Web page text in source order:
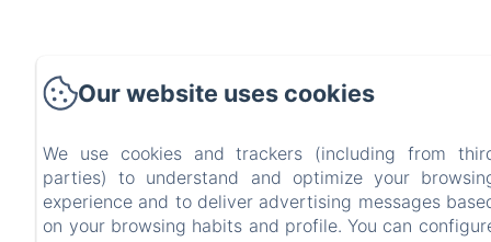
Our website uses cookies
We use cookies and trackers (including from
parties) to understand and optimize your
experience and to deliver advertising messages
on your browsing habits and profile. You can